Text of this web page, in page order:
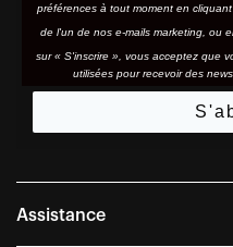
préférences à tout moment en
de l'un de nos e-mails marketing, ou
sur « S'inscrire », vous acceptez que
utilisées pour recevoir des
Assistance